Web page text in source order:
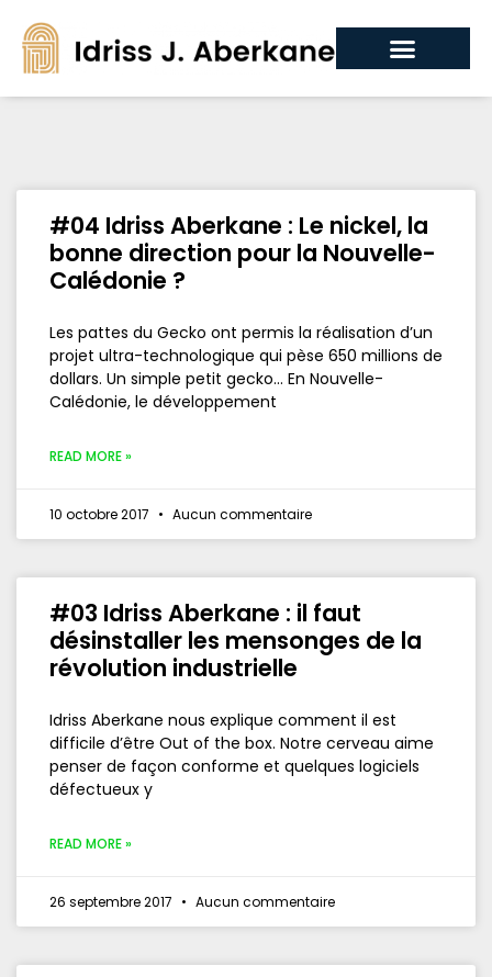
#04 Idriss Aberkane : Le nickel, la
bonne direction pour la Nouvelle-
Calédonie ?
Les pattes du Gecko ont permis la réalisation d’un
projet ultra-technologique qui pèse 650 millions de
dollars. Un simple petit gecko… En Nouvelle-
Calédonie, le développement
READ MORE »
10 octobre 2017 Aucun commentaire
#03 Idriss Aberkane : il faut
désinstaller les mensonges de la
révolution industrielle
Idriss Aberkane nous explique comment il est
difficile d’être Out of the box. Notre cerveau aime
penser de façon conforme et quelques logiciels
défectueux y
READ MORE »
26 septembre 2017 Aucun commentaire